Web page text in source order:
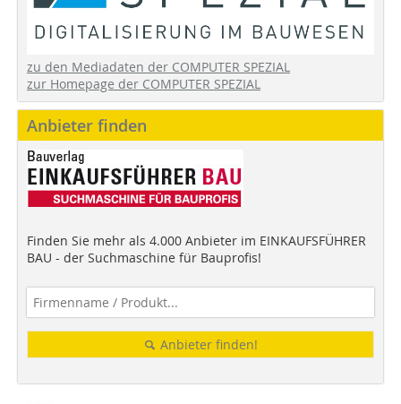
zu den Mediadaten der COMPUTER SPEZIAL
zur Homepage der COMPUTER SPEZIAL
Anbieter finden
Finden Sie mehr als 4.000 Anbieter im EINKAUFSFÜHRER
BAU - der Suchmaschine für Bauprofis!
Anbieter finden!